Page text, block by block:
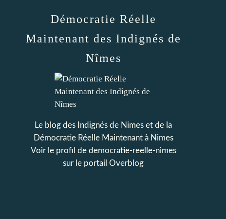
Démocratie Réelle
Maintenant des Indignés de
Nîmes
Le blog des Indignés de Nimes et de la
Démocratie Réelle Maintenant à Nimes
Voir le profil de democratie-reelle-nimes
sur le portail Overblog